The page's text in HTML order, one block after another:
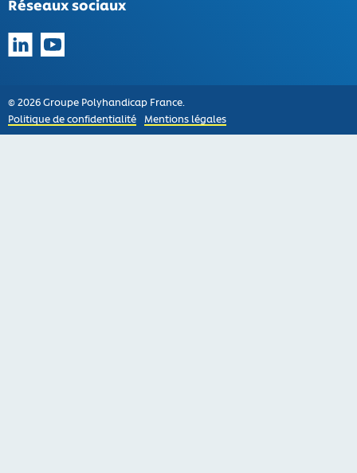
Réseaux sociaux
© 2026 Groupe Polyhandicap France.
Politique de confidentialité
Mentions légales